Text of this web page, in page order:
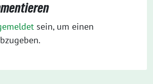
sein, um einen